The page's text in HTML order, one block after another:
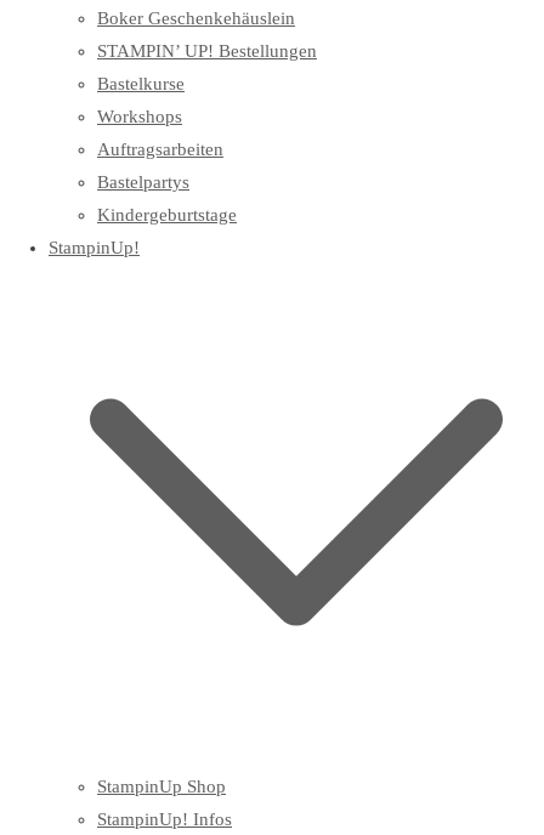
Boker Geschenkehäuslein
STAMPIN’ UP! Bestellungen
Bastelkurse
Workshops
Auftragsarbeiten
Bastelpartys
Kindergeburtstage
StampinUp!
StampinUp Shop
StampinUp! Infos